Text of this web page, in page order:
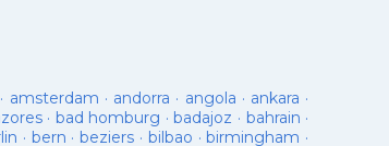
· amsterdam · andorra · angola · ankara ·
· bad homburg ·badajoz · bahrain ·
· bern ·beziers · bilbao ·birmingham ·